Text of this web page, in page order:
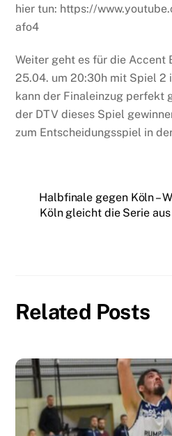
hier tun: https://
afo4
Weiter geht es für die Accent
25.04. um 20:30h mit Spiel 2
kann der Finaleinzug perfekt
der DTV dieses Spiel
zum Entscheidungsspiel in
Halbfinale gegen Köln –
Köln gleicht die Serie
Related Posts